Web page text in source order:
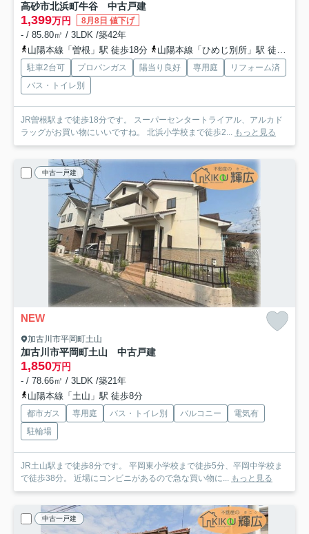
高砂市北浜町牛谷 中古戸建
1,399万円 8月8日 値下げ
- / 85.80㎡ / 3LDK /築42年
山陽本線「曽根」駅 徒歩18分
山陽本線「ひめじ別所」駅 徒歩25分
駐車2台可 プロパンガス 陽当り良好 専用庭
リフォーム済
バス・トイレ別
JR曽根駅まで徒歩18分です。 スーパーセンタートライアル、アルカド
ラッグがお買い物にいいですね。 北浜小学校まで徒歩2... もっと見る
中古一戸建
NEW
加古川市平岡町土山
加古川市平岡町土山 中古戸建
1,850万円
- / 78.66㎡ / 3LDK /築21年
山陽本線「土山」駅 徒歩8分
都市ガス 専用庭 バス・トイレ別 バルコニー
電気有
駐輪場
JR土山駅まで徒歩8分です。 平岡東小学校まで徒歩5分、平岡中学校ま
で徒歩38分。 近場にコンビニがあるので急な買い物に... もっと見る
中古一戸建